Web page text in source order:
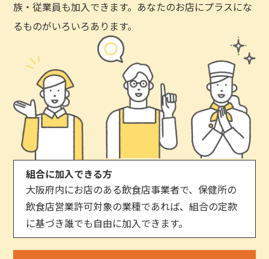
族・従業員も加入できます。あなたのお店にプラスにな
るものがいろいろあります。
組合に加入できる方
大阪府内にお店のある飲食店事業者で、保健所の
飲食店営業許可対象の業種であれば、組合の定款
に基づき誰でも自由に加入できます。